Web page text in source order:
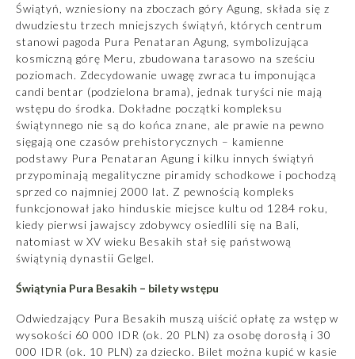
Świątyń, wzniesiony na zboczach góry Agung, składa się z
dwudziestu trzech mniejszych świątyń, których centrum
stanowi pagoda Pura Penataran Agung, symbolizująca
kosmiczną górę Meru, zbudowana tarasowo na sześciu
poziomach. Zdecydowanie uwagę zwraca tu imponująca
candi bentar (podzielona brama), jednak turyści nie mają
wstępu do środka. Dokładne początki kompleksu
świątynnego nie są do końca znane, ale prawie na pewno
sięgają one czasów prehistorycznych – kamienne
podstawy Pura Penataran Agung i kilku innych świątyń
przypominają megalityczne piramidy schodkowe i pochodzą
sprzed co najmniej 2000 lat. Z pewnością kompleks
funkcjonował jako hinduskie miejsce kultu od 1284 roku,
kiedy pierwsi jawajscy zdobywcy osiedlili się na Bali,
natomiast w XV wieku Besakih stał się państwową
świątynią dynastii Gelgel.
Świątynia Pura Besakih – bilety wstępu
Odwiedzający Pura Besakih muszą uiścić opłatę za wstęp w
wysokości 60 000 IDR (ok. 20 PLN) za osobę dorosłą i 30
000 IDR (ok. 10 PLN) za dziecko. Bilet można kupić w kasie